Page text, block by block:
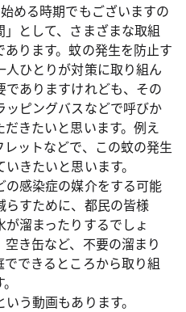
める時期でもございますの
として、さまざまな取組
ります。蚊の発生を防止す
ひとりが対策に取り組ん
ありますけれども、その
ピングバスなどで呼びか
きたいと思います。例え
ットなどで、この蚊の発生
きたいと思います。
感染症の媒介をする可能
すために、都民の皆様
溜まったりするでしょ
き缶など、不要の溜まり
できるところから取り組
う動画もあります。